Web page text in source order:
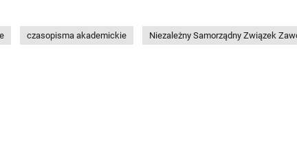
czasopisma akademickie Niezależny Samorządny Związek